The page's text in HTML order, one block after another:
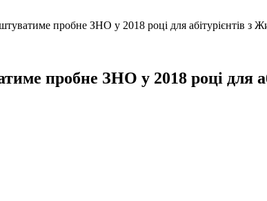
пробне ЗНО у 2018 році для абітурієнтів з
пробне ЗНО у 2018 році для